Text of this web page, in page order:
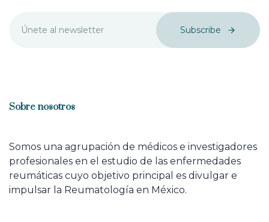
Subscribe
Sobre nosotros
Somos una agrupación de médicos e investigadores
profesionales en el estudio de las enfermedades
reumáticas cuyo objetivo principal es divulgar e
impulsar la Reumatología en México.